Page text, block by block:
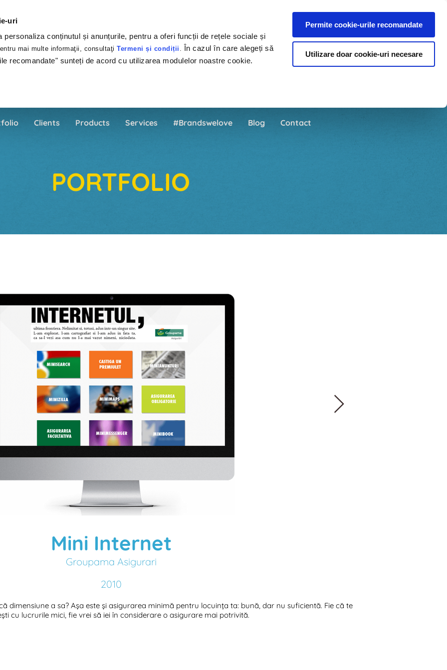
uri
personaliza conținutul și anunțurile, pentru a oferi funcții de rețele sociale și
mai multe informaţii, consultaţiTermeni și condiții . În cazul în care alegeți să
recomandate" sunteți de acord cu utilizarea modulelor noastre cookie.
Permite cookie-urile recomandate
Utilizare doar cookie-uri necesare
Clients Products Services #Brandswelove Blog Contact
PORTFOLIO
Mini Internet
Groupama Asigurari
2010
dimensiune a sa? Așa este și asigurarea minimă pentru locuința ta: bună, dar nu suficientă. Fie că te
cu lucrurile mici, fie vrei să iei în considerare o asigurare mai potrivită.